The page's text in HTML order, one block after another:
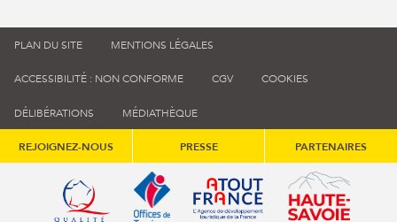
PLAN DU SITE MENTIONS LÉGALES
ACCESSIBILITÉ : NON CONFORME CGV COOKIES
DÉLIBÉRATIONS MÉDIATHÈQUE
REJOIGNEZ-NOUS PRESSE PARTENAIRES
Qualité tourisme (s'ouvre dans une nouvelle fenêtre)
Office de tourisme de France (s'ouvre
Atout France (s'ouvre dans